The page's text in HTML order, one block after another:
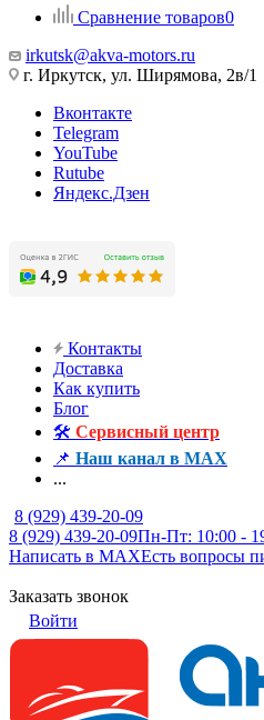
Сравнение товаров0
irkutsk@akva-motors.ru
г. Иркутск, ул. Ширямова, 2в/1
Вконтакте
Telegram
YouTube
Rutube
Яндекс.Дзен
Контакты
Доставка
Как купить
Блог
🛠️ Сервисный центр
📌 Наш канал в MAX
...
8 (929) 439-20-09
8 (929) 439-20-09Пн-Пт: 10:00 -
Написать в MAXЕсть вопросы
Заказать звонок
Войти